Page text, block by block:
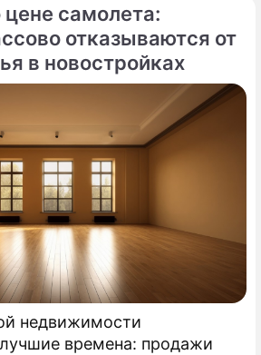
самолета:
отказываются от
в новостройках
недвижимости
времена: продажи